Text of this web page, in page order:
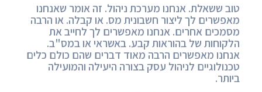
טוב ששאלת. אנחנו מערכת ניהול. זה אומר שאנחנו
מאפשרים לך ליצור חשבונית מס. או קבלה. או הרבה
מסמכים אחרים. אנחנו מאפשרים לך לחייב את
הלקוחות של בהוראות קבע. באשראי או במס"ב.
אנחנו מאפשרים הרבה מאוד דברים שהם כולם כלים
טכנולוגיים לניהול עסק בצורה היעילה והמועילה
ביותר.